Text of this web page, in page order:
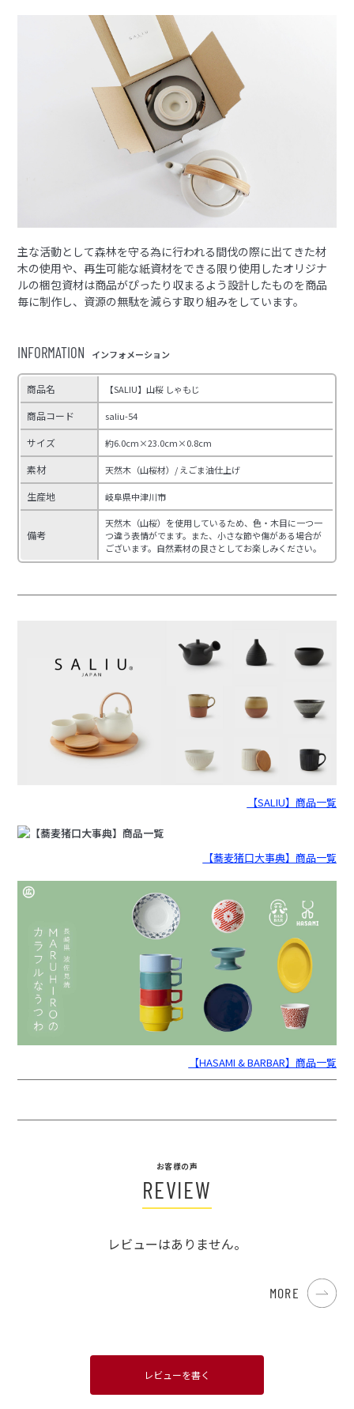
主な活動として森林を守る為に行われる間伐の際に出てきた材
木の使用や、再生可能な紙資材をできる限り使用したオリジナ
ルの梱包資材は商品がぴったり収まるよう設計したものを商品
毎に制作し、資源の無駄を減らす取り組みをしています。
INFORMATION インフォメーション
商品名 【SALIU】山桜 しゃもじ
商品コード saliu-54
サイズ 約6.0cm×23.0cm×0.8cm
素材 天然木（山桜材）/ えごま油仕上げ
生産地 岐阜県中津川市
備考
天然木（山桜）を使用しているため、色・木目に一つ一
つ違う表情がでます。また、小さな節や傷がある場合が
ございます。自然素材の良さとしてお楽しみください。
【SALIU】商品一覧
【蕎麦猪口大事典】商品一覧
【HASAMI & BARBAR】商品一覧
お客様の声
REVIEW
レビューはありません。
MORE
レビューを書く